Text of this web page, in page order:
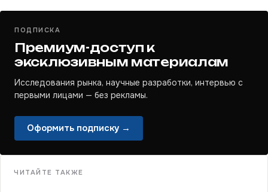
ПОДПИСКА
Премиум-доступ к
эксклюзивным материалам
Исследования рынка, научные разработки, интервью с
первыми лицами — без рекламы.
Оформить подписку →
ЧИТАЙТЕ ТАКЖЕ